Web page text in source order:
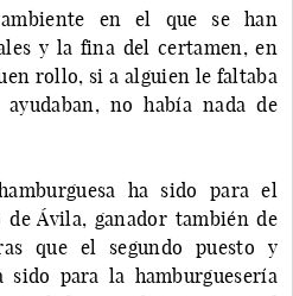
en el que se han
y la fina del certamen, en
rollo, si a alguien le faltaba
no había nada de
ha sido para el
Ávila, ganador también de
que el segundo puesto y
sido para la hamburguesería